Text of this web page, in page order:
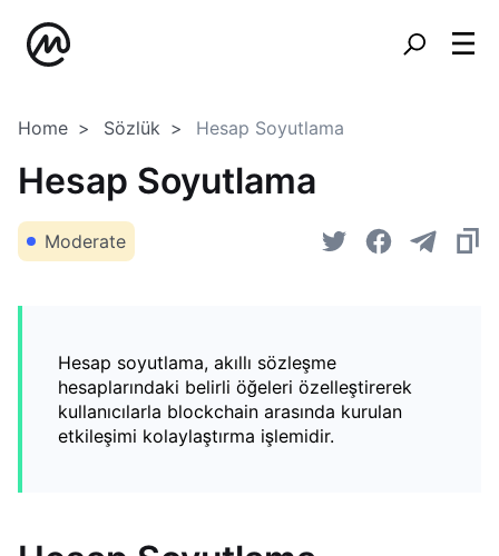
Home Sözlük Hesap Soyutlama
Hesap Soyutlama
Moderate
Hesap soyutlama, akıllı sözleşme
hesaplarındaki belirli öğeleri özelleştirerek
kullanıcılarla blockchain arasında kurulan
etkileşimi kolaylaştırma işlemidir.